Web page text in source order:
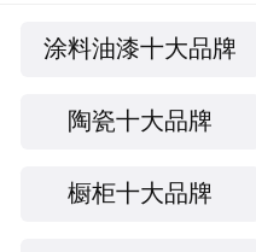
涂料油漆十大品牌
陶瓷十大品牌
橱柜十大品牌